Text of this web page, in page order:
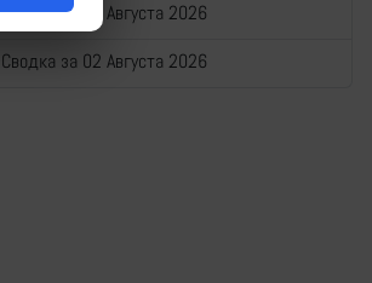
Сводка за 03 Августа 2026
Сводка за 02 Августа 2026